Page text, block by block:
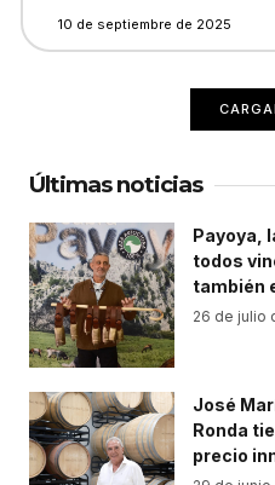
10 de septiembre de 2025
Últimas noticias
Payoya,
todos
también
26 de julio
José
Ronda
precio